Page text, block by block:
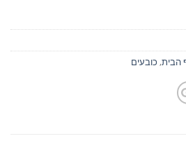
הבית, כובעים